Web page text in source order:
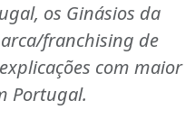
os Ginásios da
franchising de
com maior
Portugal.